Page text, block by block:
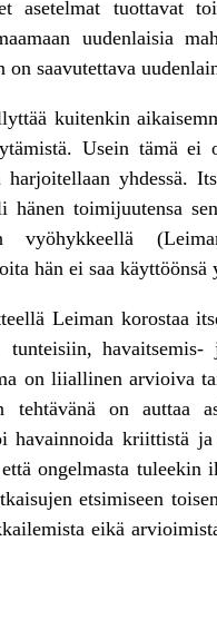
asetelmat tuottavat
uudenlaisia
on saavutettava
kuitenkin
Usein tämä
yhdessä.
hänen toimijuutensa
vyöhykkeellä
hän ei saa
Leiman korostaa
tunteisiin,
on liiallinen arvioiva
tehtävänä on auttaa
havainnoida kriittistä
ongelmasta tuleekin
etsimiseen
eikä